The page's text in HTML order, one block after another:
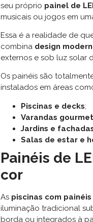
seu próprio painel de
musicais ou jogos em
Essa é a realidade de
combina design
externos e sob luz solar
Os painéis são
instalados em áreas
Piscinas e decks;
Varandas
Jardins e
Salas de estar e
Painéis de
cor
As piscinas com painéis
iluminação tradicional
borda ou integrados à